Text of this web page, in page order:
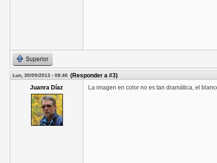
Superior
Lun, 30/09/2013 - 08:46 (Responder a #3)
Juanra Díaz
La imagen en color no es tan dramática, el